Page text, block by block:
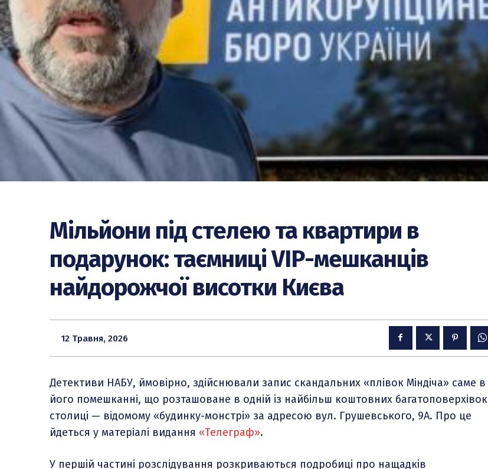
Мільйони під стелею та квартири в
подарунок: таємниці VIP-мешканців
найдорожчої висотки Києва
12 Травня, 2026
Детективи НАБУ, ймовірно, здійснювали запис скандальних «плівок Міндіча» саме в
його помешканні, що розташоване в одній із найбільш коштовних багатоповерхівок
столиці — відомому «будинку-монстрі» за адресою вул. Грушевського, 9А. Про це
йдеться у матеріалі видання «Телеграф».
У першій частині розслідування розкриваються подробиці про нащадків